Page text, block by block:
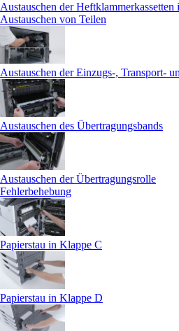
Austauschen der
Austauschen von Teilen
Austauschen der Einzugs-, Transport-
Austauschen des Übertragungsbands
Austauschen der Übertragungsrolle
Fehlerbehebung
Papierstau in Klappe C
Papierstau in Klappe D